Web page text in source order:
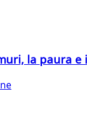
la paura